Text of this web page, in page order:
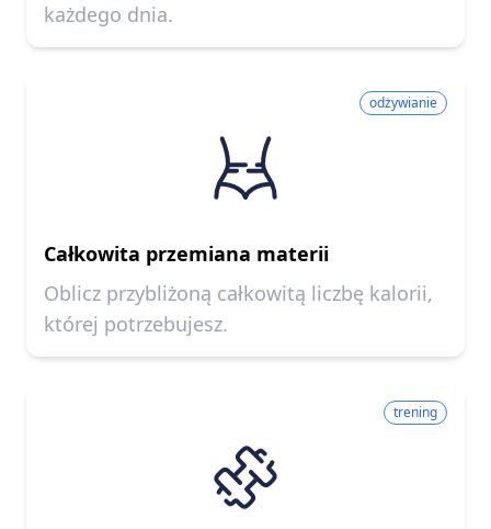
każdego dnia.
odżywianie
Całkowita przemiana materii
Oblicz przybliżoną całkowitą liczbę kalorii,
której potrzebujesz.
trening